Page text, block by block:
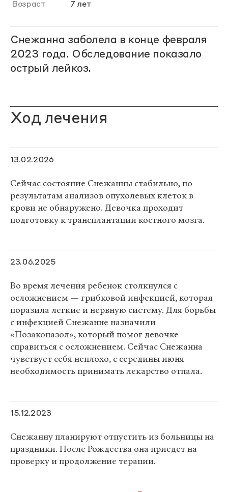
Возраст
7 лет
Снежанна заболела в конце февраля
2023 года. Обследование показало
острый лейкоз.
Ход лечения
13.02.2026
Сейчас состояние Снежанны стабильно, по
результатам анализов опухолевых клеток в
крови не обнаружено. Девочка проходит
подготовку к трансплантации костного мозга.
23.06.2025
Во время лечения ребенок столкнулся с
осложнением — грибковой инфекцией, которая
поразила легкие и нервную систему. Для борьбы
с инфекцией Снежанне назначили
«Позаконазол», который помог девочке
справиться с осложнением. Сейчас Снежанна
чувствует себя неплохо, с середины июня
необходимость принимать лекарство отпала.
15.12.2023
Снежанну планируют отпустить из больницы на
праздники. После Рождества она приедет на
проверку и продолжение терапии.